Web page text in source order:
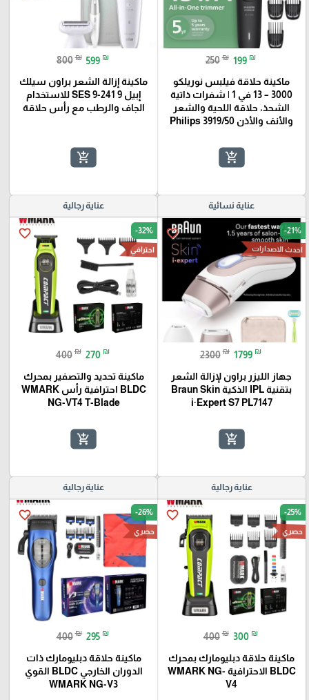
250 ₪ 199 ₪
ماكينة حلاقة فيلبس نوريلكو
3000 – 13 في 1 | شفرات ذاتية
الشحذ، حلاقة اللحية والشعر
والأنف والأذن Philips 3919/50
add_shopping_cart
800 ₪ 599 ₪
ماكينة إزالة الشعر براون سيلك
إبيل 9 SES 9-241 للاستخدام
الجاف والرطب مع رأس حلاقة
add_shopping_cart
عناية نسائية
favorite_border -21%
احدث الاصدارات
2300 ₪ 1799 ₪
جهاز الليزر براون لإزالة الشعر
بتقنية IPL الذكية Braun Skin
i·Expert S7 PL7147
add_shopping_cart
عناية رجالية
favorite_border -32%
احترافي
400 ₪ 270 ₪
ماكينة تحديد والتصفير بمحرك
BLDC احترافية رأس WMARK
NG-VT4 T-Blade
add_shopping_cart
عناية رجالية
favorite_border -25%
حصري
400 ₪ 300 ₪
ماكينة حلاقة دبليومارك بمحرك
BLDC الاحترافية WMARK NG-
V4
عناية رجالية
favorite_border -26%
حصري
400 ₪ 295 ₪
ماكينة حلاقة دبليومارك ذات
الدوران الخارجي BLDC القوي
WMARK NG-V3